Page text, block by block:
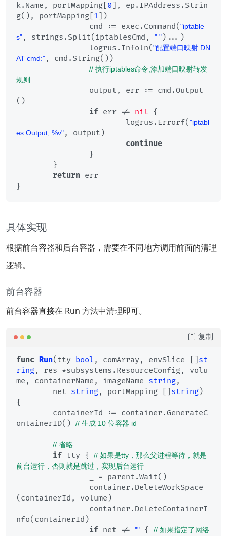
k.Name, portMapping[ 0 ], ep.IPAddress.Strin
g(), portMapping[ 1 ])
		cmd := exec.Command(
"iptable
s", strings.Split(iptablesCmd, " ")...)
		logrus.Infoln(
"配置端口映射 DN
AT cmd:", cmd.String())
// 执行iptables命令,添加端口映射转发
规则
()
if err != nil {
			logrus.Errorf(
"iptabl
es Output, %v", output)
continue
return err
具体实现
根据前台容器和后台容器，需要在不同地方调用前面的清理
逻辑。
前台容器
前台容器直接在 Run 方法中清理即可。
func Run(tty bool , comArray, envSlice [] st
ring, res *subsystems.ResourceConfig, volu
me, containerName, imageName string,
	net
string, portMapping [] string)
{
ontainerID() // 生成 10 位容器 id
// 省略...
if tty { // 如果是tty，那么父进程等待，就是
前台运行，否则就是跳过，实现后台运行
(containerId, volume)
nfo(containerId)
if net != "" { // 如果指定了网络
复制